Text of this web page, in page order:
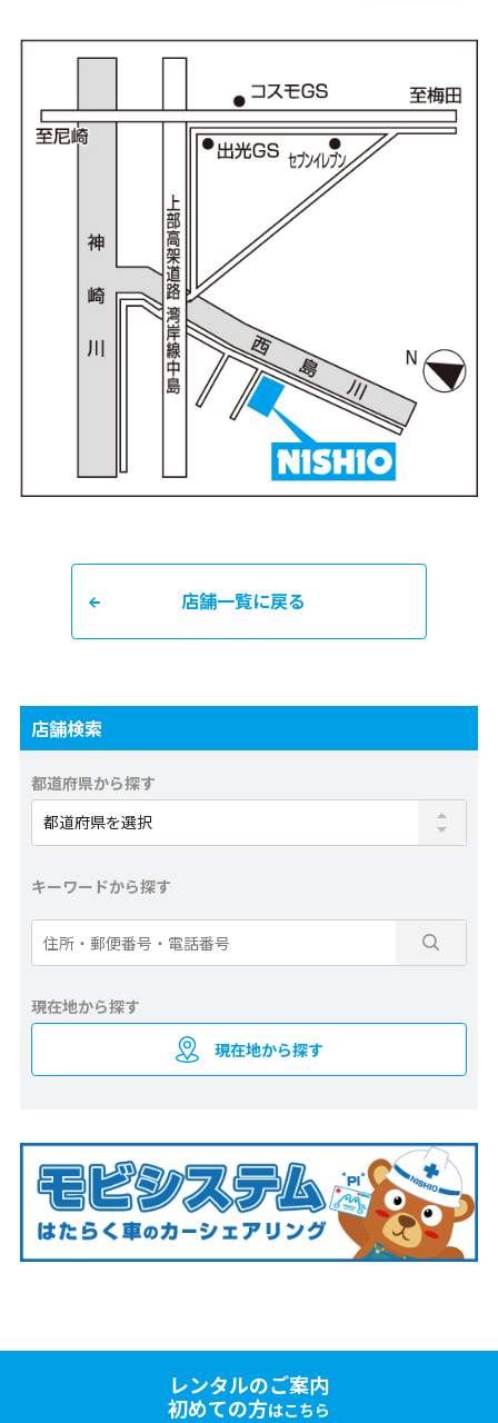
店舗一覧に戻る
店舗検索
都道府県から探す
キーワードから探す
現在地から探す
現在地から探す
レンタルのご案内
初めての方はこちら